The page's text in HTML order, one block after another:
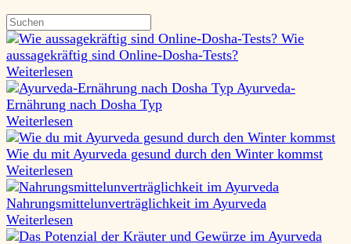
Wie
aussagekräftig sind Online-Dosha-Tests?
Weiterlesen
Ayurveda-
Ernährung nach Dosha Typ
Weiterlesen
Wie du mit Ayurveda gesund durch den Winter kommst
Weiterlesen
Nahrungsmittelunverträglichkeit im Ayurveda
Weiterlesen